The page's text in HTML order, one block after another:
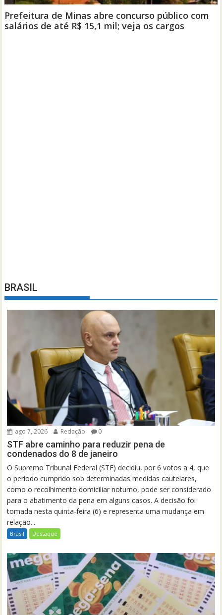
BRASIL
ago 7, 2026 Redação 0
STF abre caminho para reduzir pena de
condenados do 8 de janeiro
O Supremo Tribunal Federal (STF) decidiu, por 6 votos a 4, que
o período cumprido sob determinadas medidas cautelares,
como o recolhimento domiciliar noturno, pode ser considerado
para o abatimento da pena em alguns casos. A decisão foi
tomada nesta quinta-feira (6) e representa uma mudança em
relação...
Brasil Destaque